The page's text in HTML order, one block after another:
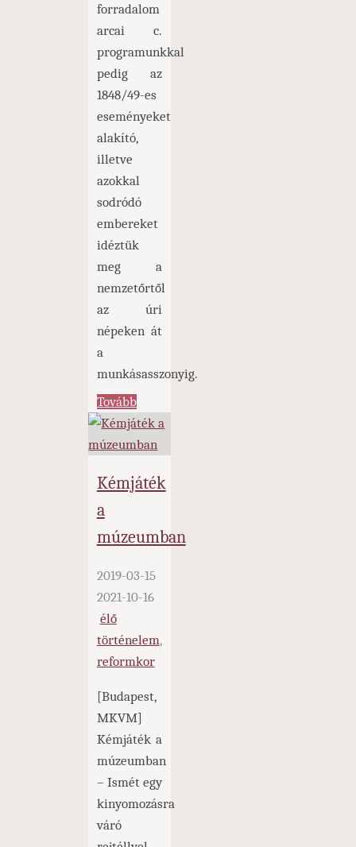
forradalom
arcai c.
programunkkal
pedig az
1848/49-es
eseményeket
alakító,
illetve
azokkal
sodródó
embereket
idéztük
meg a
nemzetőrtől
az úri
népeken át
a
munkásasszonyig.
Tovább"Egy
forradalom
arcai
Nemzeti
Kémjáték
a
múzeumban
2019-03-15
2021-10-16
élő
történelem,
reformkor
[Budapest,
MKVM]
Kémjáték a
múzeumban
– Ismét egy
kinyomozásra
váró